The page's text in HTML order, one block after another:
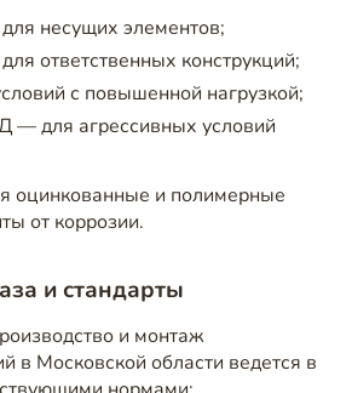
несущих элементов;
ответственных конструкций;
с повышенной нагрузкой;
— для агрессивных условий
оцинкованные и полимерные
от коррозии.
и стандарты
и монтаж
в Московской области ведется в